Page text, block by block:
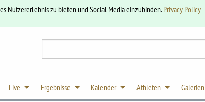
Nutzererlebnis zu bieten und Social Media einzubinden.Privacy Policy
Live Ergebnisse Kalender Athleten Galerien